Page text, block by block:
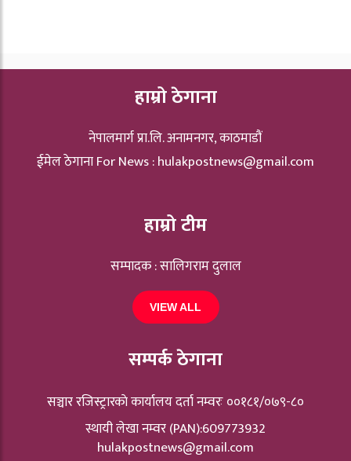
हाम्रो ठेगाना
नेपालमार्ग प्रा.लि. अनामनगर, काठमाडौं
ईमेल ठेगाना For News :hulakpostnews@gmail.com
हाम्रो टीम
सम्पादक : सालिगराम दुलाल
VIEW ALL
सम्पर्क ठेगाना
सञ्चार रजिस्ट्रारकाे कार्यालय दर्ता नम्वरः ००१८१/०७९-८०
स्थायी लेखा नम्वर (PAN):609773932
hulakpostnews@gmail.com